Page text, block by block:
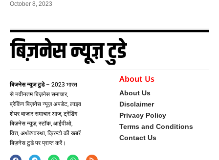
October 8, 2023
बिजनेस न्यूज टुडे– 2023 भारत
से नवीनतम बिज़नेस समाचार,
ब्रेकिंग बिज़नेस न्यूज़ अपडेट, लाइव
शेयर बाज़ार समाचार आज, ट्रेंडिंग
बिज़नेस न्यूज़, स्टॉक, आईपीओ,
वित्त, अर्थव्यवस्था, क्रिप्टो की खबरें
बिज़नेस टुडे पर प्राप्त करें।
About Us
About Us
Disclaimer
Privacy Policy
Terms and Conditions
Contact Us